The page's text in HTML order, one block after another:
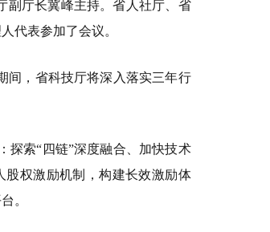
副厅长冀峰主持。省人社厅、省
代表参加了会议。
间，省科技厅将深入落实三年行
探索“四链”深度融合、加快技术
股权激励机制，构建长效激励体
。